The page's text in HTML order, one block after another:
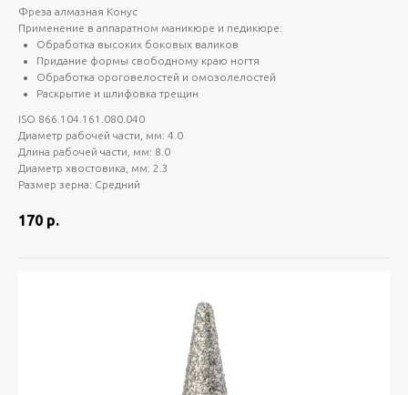
Фреза алмазная Конус
Применение в аппаратном маникюре и педикюре:
Обработка высоких боковых валиков
Придание формы свободному краю ногтя
Обработка ороговелостей и омозолелостей
Раскрытие и шлифовка трещин
ISO 866.104.161.080.040
Диаметр рабочей части, мм: 4.0
Длина рабочей части, мм: 8.0
Диаметр хвостовика, мм: 2.3
Размер зерна: Средний
170 р.